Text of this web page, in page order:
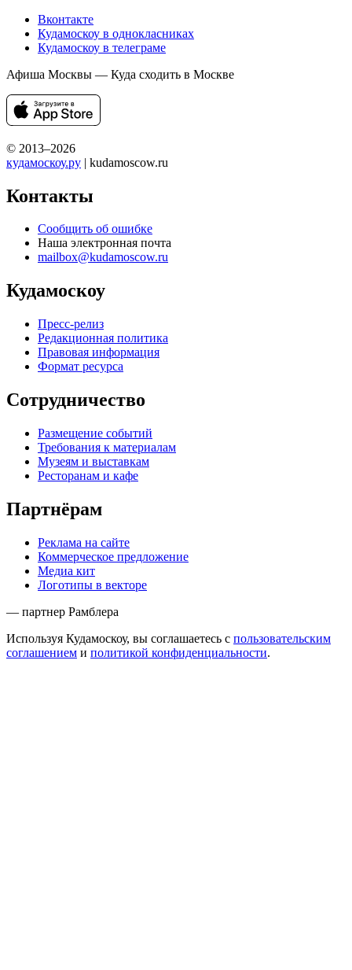
Вконтакте
Кудамоскоу в однокласниках
Кудамоскоу в телеграме
Афиша Москвы — Куда сходить в Москве
© 2013–2026
кудамоскоу.ру | kudamoscow.ru
Контакты
Сообщить об ошибке
Наша электронная почта
mailbox@kudamoscow.ru
Кудамоскоу
Пресс-релиз
Редакционная политика
Правовая информация
Формат ресурса
Сотрудничество
Размещение событий
Требования к материалам
Музеям и выставкам
Ресторанам и кафе
Партнёрам
Реклама на сайте
Коммерческое предложение
Медиа кит
Логотипы в векторе
— партнер Рамблера
Используя Кудамоскоу, вы соглашаетесь с пользовательским
соглашением и политикой конфиденциальности.